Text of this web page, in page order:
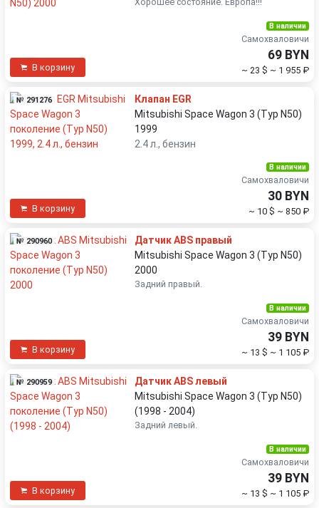
В корзину
В наличии
Самохваловичи
69 BYN
~ 23 $ ~ 1 955 ₽
№ 291276
Клапан EGR
Mitsubishi Space Wagon 3 (Typ N50)
1999
2.4 л., бензин
В корзину
В наличии
Самохваловичи
30 BYN
~ 10 $ ~ 850 ₽
№ 290960
Датчик ABS правый
Mitsubishi Space Wagon 3 (Typ N50)
2000
Задний правый.
В корзину
В наличии
Самохваловичи
39 BYN
~ 13 $ ~ 1 105 ₽
№ 290959
Датчик ABS левый
Mitsubishi Space Wagon 3 (Typ N50)
(1998 - 2004)
Задний левый.
В корзину
В наличии
Самохваловичи
39 BYN
~ 13 $ ~ 1 105 ₽